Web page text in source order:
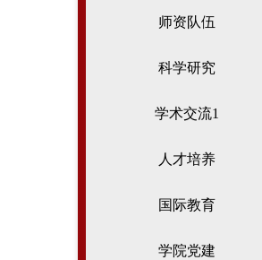
师资队伍
科学研究
学术交流1
人才培养
国际教育
学院党建